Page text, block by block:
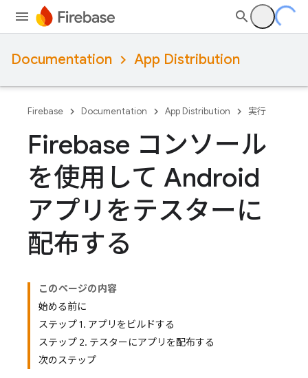
Documentation App Distribution
Firebase Documentation App Distribution 実行
Firebase コンソール
を使用して Android
アプリをテスターに
配布する
このページの内容
始める前に
ステップ 1. アプリをビルドする
ステップ 2. テスターにアプリを配布する
次のステップ